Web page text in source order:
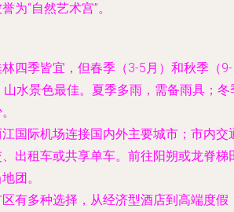
为“自然艺术宫”。
四季皆宜，但春季（3-5月）和秋季（9-
水景色最佳。夏季多雨，需备雨具；冬
国际机场连接国内外主要城市；市内交
出租车或共享单车。前往阳朔或龙脊梯
团。
有多种选择，从经济型酒店到高端度假